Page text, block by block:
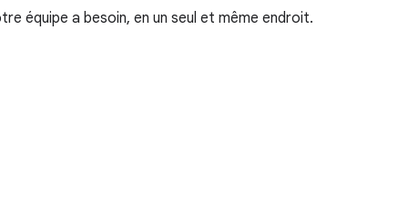
équipe a besoin, en un seul et même endroit.